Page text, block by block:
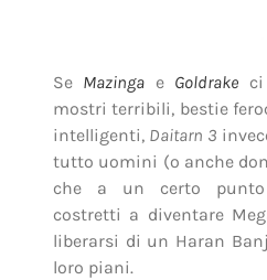
Se Mazinga e Goldrake
mostri terribili, bestie
intelligenti, Daitarn 3
tutto uomini (o anche
che a un certo punto
costretti a diventare
liberarsi di un Haran
loro piani.